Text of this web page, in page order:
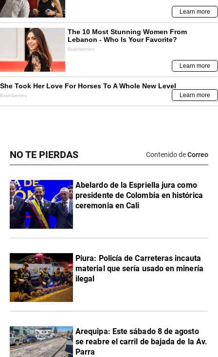
NO TE PIERDAS Contenido deCorreo
Abelardo de la Espriella jura como
presidente de Colombia en histórica
ceremonia en Cali
Piura: Policía de Carreteras incauta
material que sería usado en minería
ilegal
Arequipa: Este sábado 8 de agosto
se reabre el carril de bajada de la Av.
Parra